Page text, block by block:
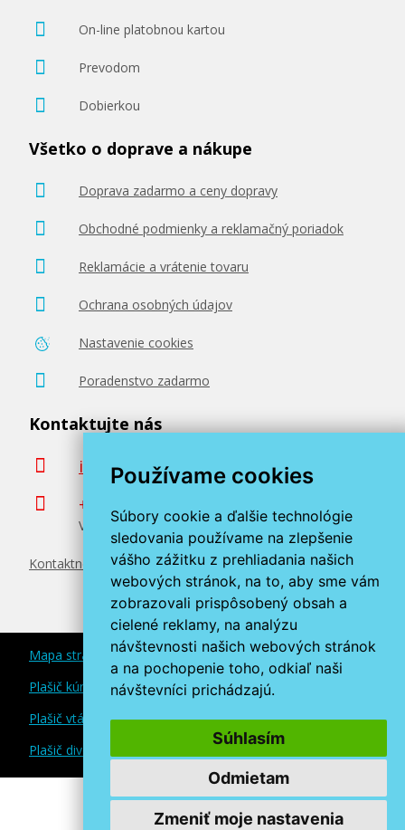
Používame cookies
Súbory cookie a ďalšie technológie
sledovania používame na zlepšenie
vášho zážitku z prehliadania našich
webových stránok, na to, aby sme vám
zobrazovali prispôsobený obsah a
cielené reklamy, na analýzu
návštevnosti našich webových stránok
a na pochopenie toho, odkiaľ naši
návštevníci prichádzajú.
Súhlasím
Odmietam
Zmeniť moje nastavenia
Pridať do košíka
Originálna náplň Canon PFI-207MBK
(Matne čierna)
189,90 €
Pridať do košíka
On-line platobnou kartou
Prevodom
Dobierkou
Všetko o doprave a nákupe
Doprava zadarmo a ceny dopravy
Obchodné podmienky a reklamačný poriadok
Reklamácie a vrátenie tovaru
Ochrana osobných údajov
Nastavenie cookies
Poradenstvo zadarmo
Kontaktujte nás
info@miroluk.sk
+420 377 222 313
Volajte v pracovné dni od 8. do 17. hod.
Kontaktné údaje
Mapa stránok
Plašič kún a myší
Plašič vtákov
Plašič divokej zveri